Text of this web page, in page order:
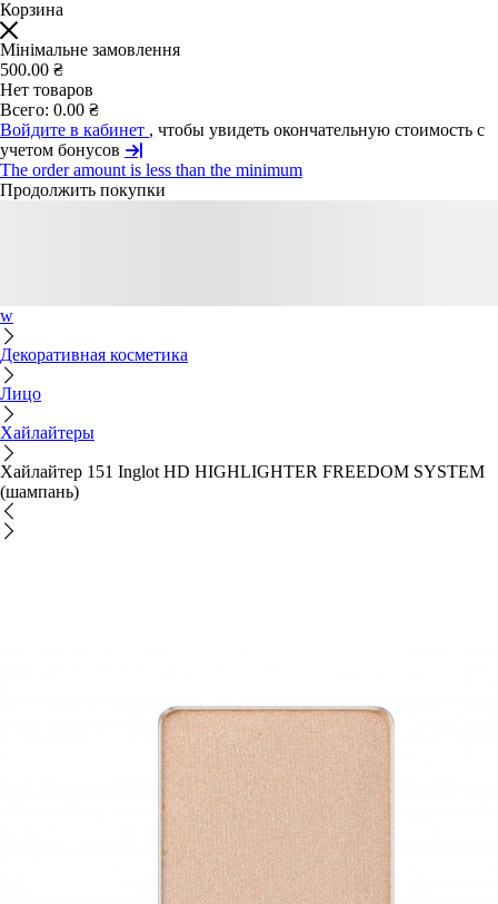
Корзина
Мінімальне замовлення
500.00 ₴
Нет товаров
Всего: 0.00 ₴
Войдите в кабинет , чтобы увидеть окончательную стоимость с
учетом бонусов
The order amount is less than the minimum
Продолжить покупки
w
Декоративная косметика
Лицо
Хайлайтеры
Хайлайтер 151 Inglot HD HIGHLIGHTER FREEDOM SYSTEM
(шампань)